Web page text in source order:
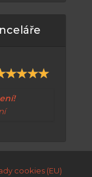
cookies (EU)